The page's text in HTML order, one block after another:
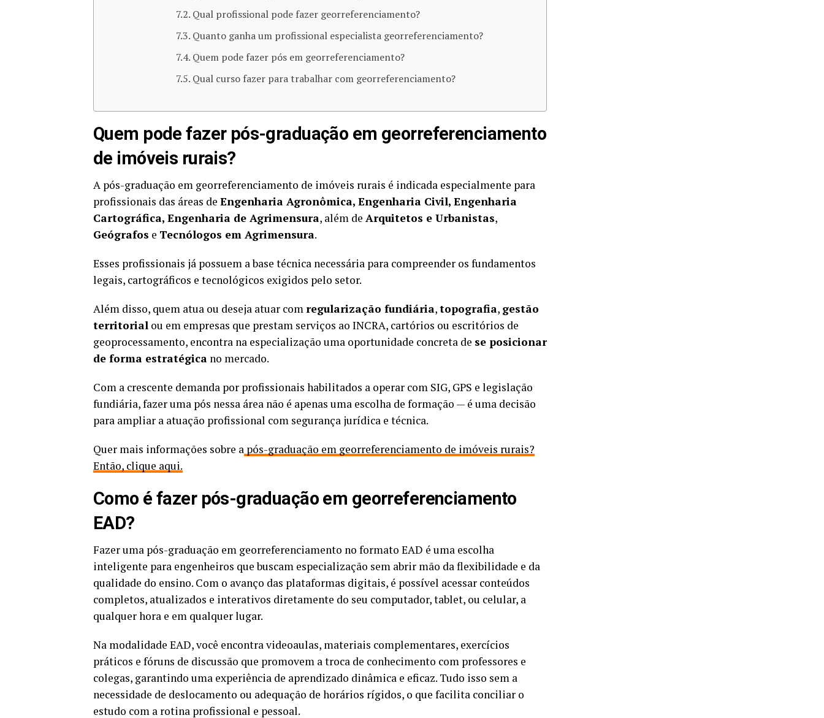
Qual profissional pode fazer georreferenciamento?
Quanto ganha um profissional especialista georreferenciamento?
Quem pode fazer pós em georreferenciamento?
Qual curso fazer para trabalhar com georreferenciamento?
Quem pode fazer pós-graduação em georreferenciamento
de imóveis rurais?
A pós-graduação em georreferenciamento de imóveis rurais é indicada especialmente para
profissionais das áreas de Engenharia Agronômica, Engenharia Civil, Engenharia
Cartográfica, Engenharia de Agrimensura, além de Arquitetos e Urbanistas,
Geógrafos e Tecnólogos em Agrimensura.
Esses profissionais já possuem a base técnica necessária para compreender os fundamentos
legais, cartográficos e tecnológicos exigidos pelo setor.
Além disso, quem atua ou deseja atuar comregularização fundiária,topografia, gestão
territorial ou em empresas que prestam serviços ao INCRA, cartórios ou escritórios de
geoprocessamento, encontra na especialização uma oportunidade concreta de se posicionar
de forma estratégica no mercado.
Com a crescente demanda por profissionais habilitados a operar com SIG, GPS e legislação
fundiária, fazer uma pós nessa área não é apenas uma escolha de formação — é uma decisão
para ampliar a atuação profissional com segurança jurídica e técnica.
Quer mais informações sobre a pós-graduação em georreferenciamento de imóveis rurais?
Então, clique aqui.
Como é fazer pós-graduação em georreferenciamento
EAD?
Fazer uma pós-graduação em georreferenciamento no formato EAD é uma escolha
inteligente para engenheiros que buscam especialização sem abrir mão da flexibilidade e da
qualidade do ensino. Com o avanço das plataformas digitais, é possível acessar conteúdos
completos, atualizados e interativos diretamente do seu computador, tablet, ou celular, a
qualquer hora e em qualquer lugar.
Na modalidade EAD, você encontra videoaulas, materiais complementares, exercícios
práticos e fóruns de discussão que promovem a troca de conhecimento com professores e
colegas, garantindo uma experiência de aprendizado dinâmica e eficaz. Tudo isso sem a
necessidade de deslocamento ou adequação de horários rígidos, o que facilita conciliar o
estudo com a rotina profissional e pessoal.